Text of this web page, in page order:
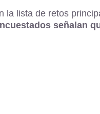
la lista de retos
señalan